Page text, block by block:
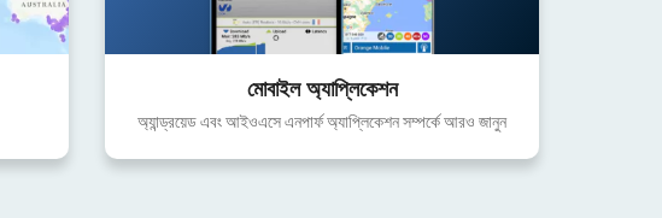
মোবাইল অ্যাপ্লিকেশন
অ্যান্ড্রয়েড এবং আইওএসে এনপার্ফ অ্যাপ্লিকেশন সম্পর্কে আরও জানুন